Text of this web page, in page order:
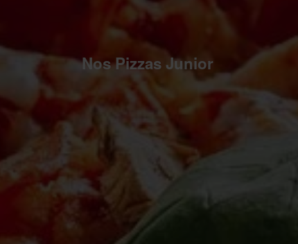
Nos Pizzas Junior